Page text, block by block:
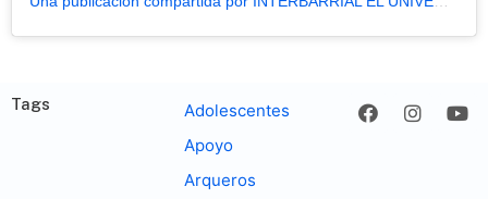
Tags
Adolescentes
Apoyo
Arqueros